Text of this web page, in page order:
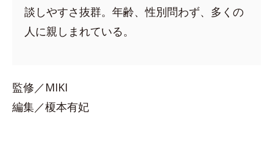
談しやすさ抜群。年齢、性別問わず、多くの
人に親しまれている。
監修／MIKI
編集／榎本有妃